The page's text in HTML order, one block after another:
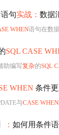
语句实战： 数据
WHEN语句在数
SQL CASE
助编写复杂的SQL
WHEN 条件
与CASE WHEN
： 如何用条件